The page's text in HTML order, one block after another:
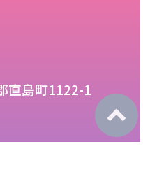
直島町1122-1